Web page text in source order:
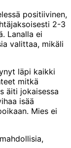
positiivinen,
2-3
Lanalla ei
valittaa, mikäli
läpi kaikki
mitkä
äiti jokaisessa
isää
Mies ei